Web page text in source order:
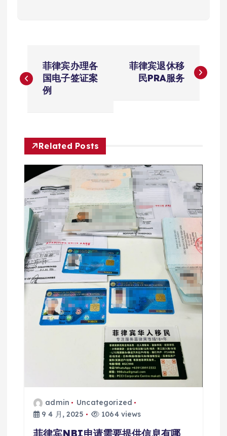
章
航
菲律宾办理各
国电子签证案
例
菲律宾退休移
民PRA服务
Related Posts
admin
Uncategorized
9 4 月, 2025
1064 views
菲律宾NBI申请需要提供信息有哪